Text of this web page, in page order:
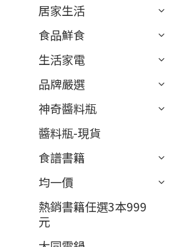
居家生活
食品鮮食
生活家電
品牌嚴選
神奇醬料瓶
醬料瓶-現貨
食譜書籍
均一價
熱銷書籍任選3本999
元